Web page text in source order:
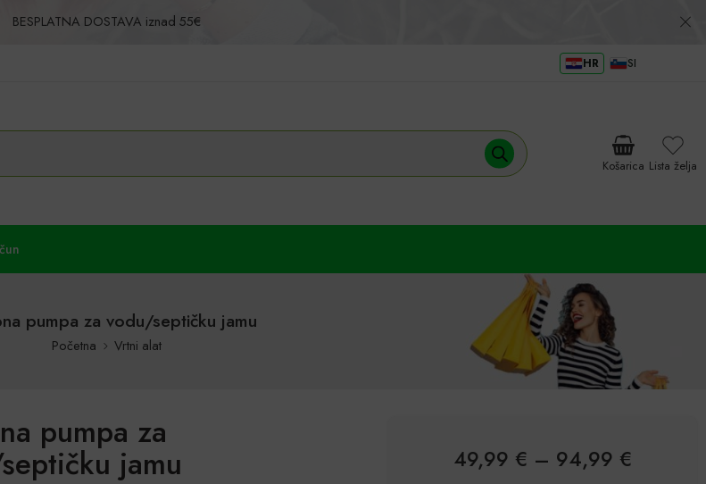
BESPLATNA DOSTAVA iznad 55€
HR SI
Košarica Lista želja
pumpa za vodu/septičku jamu
Početna Vrtni alat
pumpa za
jamu 49,99 € – 94,99 €